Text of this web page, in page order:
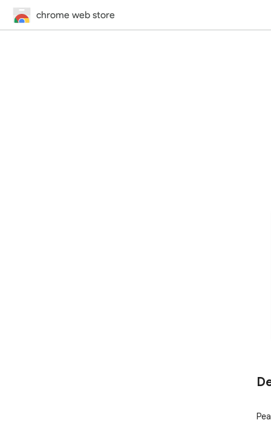
chrome web store